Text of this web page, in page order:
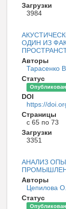
Загрузки
3984
ОДИН ИЗ
Авторы
Тарасенко
Статус
Опубликован
DOI
https://
Страницы
с 65 по 73
Загрузки
3351
АНАЛИЗ
Авторы
Цепилова
Статус
Опубликован